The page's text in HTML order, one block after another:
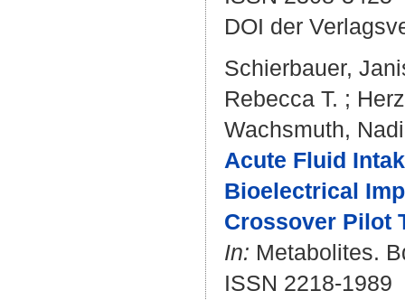
DOI der
Schierbauer,
Rebecca T. ;
Wachsmuth,
Acute Fluid
Bioelectrical
Crossover Pilot
In: Metabolites.
ISSN 2218-1989